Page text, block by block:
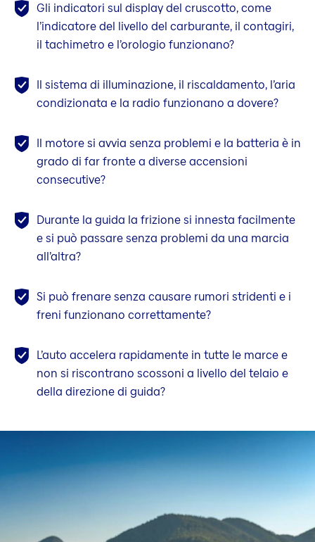
Gli indicatori sul display del cruscotto, come
l’indicatore del livello del carburante, il contagiri,
il tachimetro e l’orologio funzionano?
Il sistema di illuminazione, il riscaldamento, l’aria
condizionata e la radio funzionano a dovere?
Il motore si avvia senza problemi e la batteria è in
grado di far fronte a diverse accensioni
consecutive?
Durante la guida la frizione si innesta facilmente
e si può passare senza problemi da una marcia
all’altra?
Si può frenare senza causare rumori stridenti e i
freni funzionano correttamente?
L’auto accelera rapidamente in tutte le marce e
non si riscontrano scossoni a livello del telaio e
della direzione di guida?